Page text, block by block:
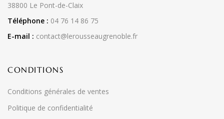
38800 Le Pont-de-Claix
Téléphone : 04 76 14 86 75
E-mail : contact@lerousseaugrenoble.fr
CONDITIONS
Conditions générales de ventes
Politique de confidentialité